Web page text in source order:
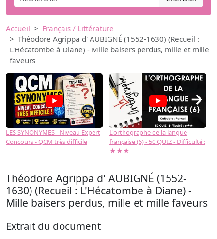
Accueil
Français / Littérature
Théodore Agrippa d' AUBIGNÉ (1552-1630) (Recueil :
L'Hécatombe à Diane) - Mille baisers perdus, mille et mille
faveurs
LES SYNONYMES - Niveau Expert
Concours - QCM très difficile
L'orthographe de la langue
française (6) - 50 QUIZ - Difficulté :
★★★
→
Théodore Agrippa d' AUBIGNÉ (1552-
1630) (Recueil : L'Hécatombe à Diane) -
Mille baisers perdus, mille et mille faveurs
Extrait du document